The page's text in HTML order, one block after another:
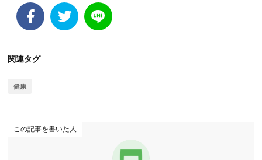
関連タグ
健康
この記事を書いた人